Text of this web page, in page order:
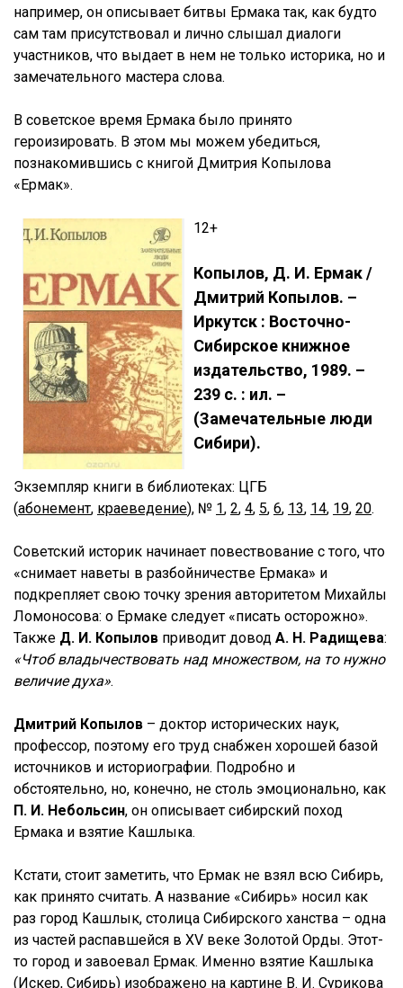
например, он описывает битвы Ермака так, как будто
сам там присутствовал и лично слышал диалоги
участников, что выдает в нем не только историка, но и
замечательного мастера слова.
В советское время Ермака было принято
героизировать. В этом мы можем убедиться,
познакомившись с книгой Дмитрия Копылова
«Ермак».
12+
Копылов, Д. И. Ермак /
Дмитрий Копылов. –
Иркутск : Восточно-
Сибирское книжное
издательство, 1989. –
239 с. : ил. –
(Замечательные люди
Сибири).
Экземпляр книги в библиотеках: ЦГБ
(абонемент, краеведение), № 1, 2, 4, 5, 6, 13, 14, 19, 20.
Советский историк начинает повествование с того, что
«снимает наветы в разбойничестве Ермака» и
подкрепляет свою точку зрения авторитетом Михайлы
Ломоносова: о Ермаке следует «писать осторожно».
Также Д. И. Копылов приводит довод А. Н. Радищева:
«Чтоб владычествовать над множеством, на то нужно
величие духа».
Дмитрий Копылов – доктор исторических наук,
профессор, поэтому его труд снабжен хорошей базой
источников и историографии. Подробно и
обстоятельно, но, конечно, не столь эмоционально, как
П. И. Небольсин, он описывает сибирский поход
Ермака и взятие Кашлыка.
Кстати, стоит заметить, что Ермак не взял всю Сибирь,
как принято считать. А название «Сибирь» носил как
раз город Кашлык, столица Сибирского ханства – одна
из частей распавшейся в XV веке Золотой Орды. Этот-
то город и завоевал Ермак. Именно взятие Кашлыка
(Искер, Сибирь) изображено на картине В. И. Сурикова